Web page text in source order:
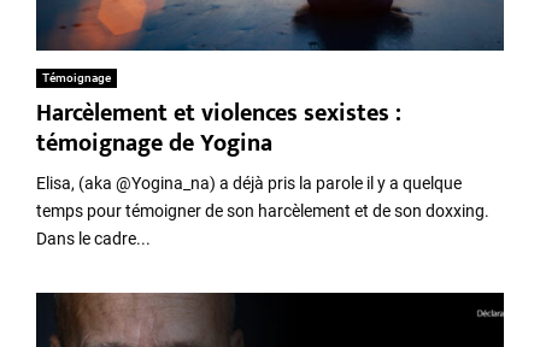
Témoignage
Harcèlement et violences sexistes :
témoignage de Yogina
Elisa, (aka @Yogina_na) a déjà pris la parole il y a quelque
temps pour témoigner de son harcèlement et de son doxxing.
Dans le cadre...